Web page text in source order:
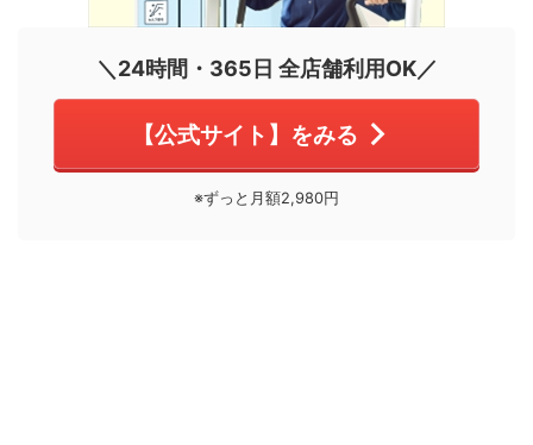
＼24時間・365日 全店舗利用OK／
【公式サイト】をみる
※ずっと月額2,980円